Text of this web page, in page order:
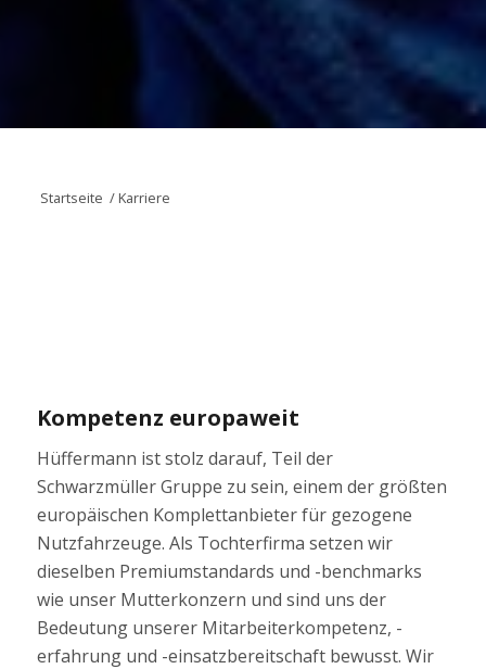
Startseite / Karriere
Kompetenz europaweit
Hüffermann ist stolz darauf, Teil der
Schwarzmüller Gruppe zu sein, einem der größten
europäischen Komplettanbieter für gezogene
Nutzfahrzeuge. Als Tochterfirma setzen wir
dieselben Premiumstandards und -benchmarks
wie unser Mutterkonzern und sind uns der
Bedeutung unserer Mitarbeiterkompetenz, -
erfahrung und -einsatzbereitschaft bewusst. Wir